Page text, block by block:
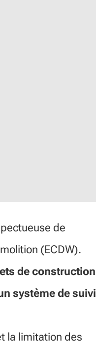
de
(ECDW).
de construction
système de suivi
la limitation des